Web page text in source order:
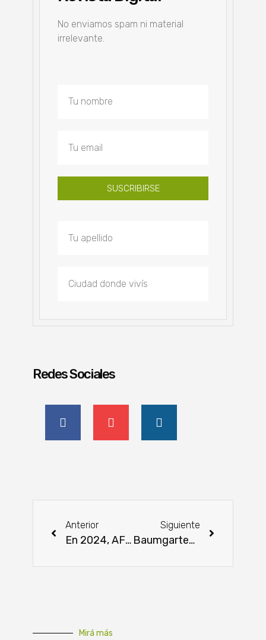
No enviamos spam ni material
irrelevante.
SUSCRIBIRSE
Redes Sociales
Anterior
En 2024, AFD apoyó la sostenibilidad agroganadera con inversiones estratégicas
Siguiente
Baumgarten: “el futuro de la ganadería paraguaya depende de la calidad y tecnología”
Mirá más